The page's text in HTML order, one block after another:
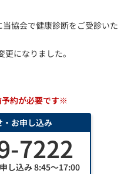
協会で健康診断をご受診いた
になりました。
約が必要です※
お申し込み
7222
し込み 8:45～17:00